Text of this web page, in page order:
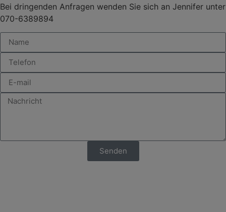
Bei dringenden Anfragen wenden Sie sich an Jennifer unter
070-6389894
Senden